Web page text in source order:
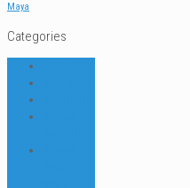
Maya
Categories